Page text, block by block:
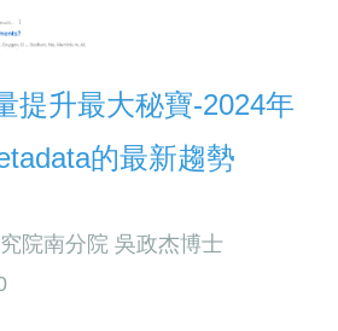
提升最大秘寶-2024年
的最新趨勢
院南分院 吳政杰博士